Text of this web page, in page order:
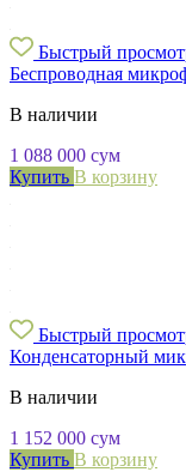
Быстрый
Беспроводная
В наличии
1 088 000 сум
Купить В корзину
Быстрый
Конденсаторный
В наличии
1 152 000 сум
Купить В корзину